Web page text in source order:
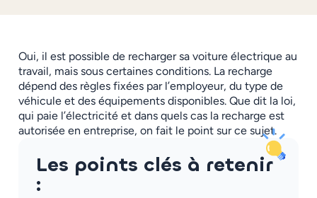
Oui, il est possible de recharger sa voiture électrique au
travail, mais sous certaines conditions. La recharge
dépend des règles fixées par l’employeur, du type de
véhicule et des équipements disponibles. Que dit la loi,
qui paie l’électricité et dans quels cas la recharge est
autorisée en entreprise, on fait le point sur ce sujet.
Les points clés à retenir
: